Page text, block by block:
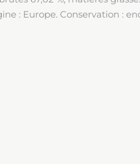
: Europe. Conservation :